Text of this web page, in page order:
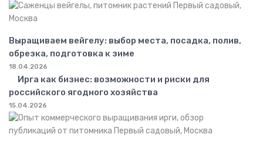
Выращиваем вейгелу: выбор места, посадка, полив,
обрезка, подготовка к зиме
18.04.2026
Ирга как бизнес: возможности и риски для
российского ягодного хозяйства
15.04.2026